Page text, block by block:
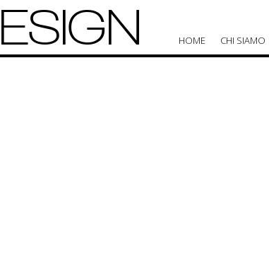
ESIGN HOME CHI SIAMO